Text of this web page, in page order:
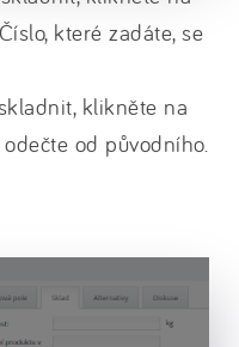
které zadáte, se
klikněte na
od původního.